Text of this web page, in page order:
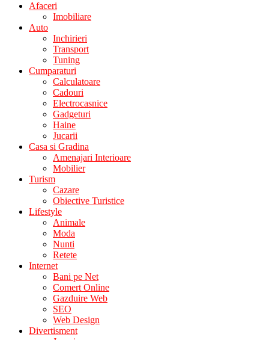
Afaceri
Imobiliare
Auto
Inchirieri
Transport
Tuning
Cumparaturi
Calculatoare
Cadouri
Electrocasnice
Gadgeturi
Haine
Jucarii
Casa si Gradina
Amenajari Interioare
Mobilier
Turism
Cazare
Obiective Turistice
Lifestyle
Animale
Moda
Nunti
Retete
Internet
Bani pe Net
Comert Online
Gazduire Web
SEO
Web Design
Divertisment